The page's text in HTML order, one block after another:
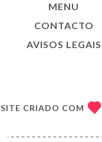
MENU
CONTACTO
AVISOS LEGAIS
CRIADO COM